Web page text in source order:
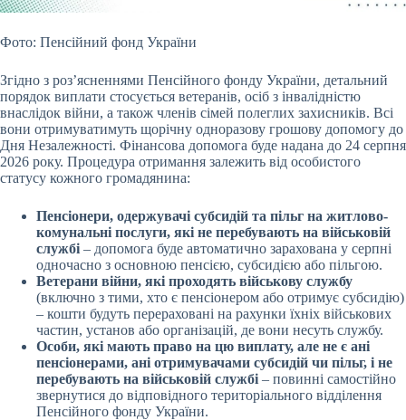
Фото: Пенсійний фонд України
Згідно з роз’ясненнями Пенсійного фонду України, детальний
порядок виплати стосується ветеранів, осіб з інвалідністю
внаслідок війни, а також членів сімей полеглих захисників. Всі
вони отримуватимуть щорічну одноразову грошову допомогу до
Дня Незалежності. Фінансова допомога буде надана до 24 серпня
2026 року. Процедура отримання залежить від особистого
статусу кожного громадянина:
Пенсіонери, одержувачі субсидій та пільг на житлово-
комунальні послуги, які не перебувають на військовій
службі – допомога буде автоматично зарахована у серпні
одночасно з основною пенсією, субсидією або пільгою.
Ветерани війни, які проходять військову службу
(включно з тими, хто є пенсіонером або отримує субсидію)
– кошти будуть перераховані на рахунки їхніх військових
частин, установ або організацій, де вони несуть службу.
Особи, які мають право на цю виплату, але не є ані
пенсіонерами, ані отримувачами субсидій чи пільг, і не
перебувають на військовій службі – повинні самостійно
звернутися до відповідного територіального відділення
Пенсійного фонду України.